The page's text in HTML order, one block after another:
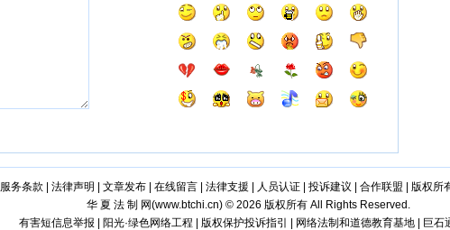
服务条款 法律声明 文章发布| 在线留言| 法律支援 人员认证| 投诉建议 合作联盟 版权所
华 夏 法 制 网(www.btchi.cn) © 2026 版权所有 All Rights Reserved.
有害短信息举报 | 阳光·绿色网络工程 | 版权保护投诉指引 | 网络法制和道德教育基地 | 巨石